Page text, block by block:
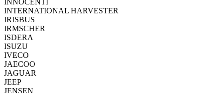
INNOCENTI
INTERNATIONAL HARVESTER
IRISBUS
IRMSCHER
ISDERA
ISUZU
IVECO
JAECOO
JAGUAR
JEEP
JENSEN